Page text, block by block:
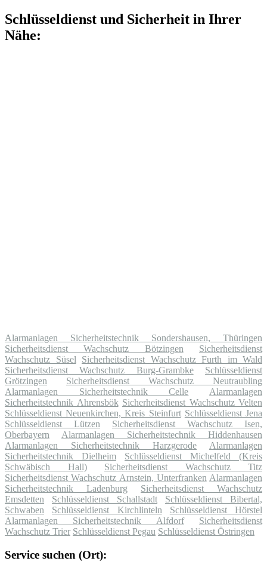
Schlüsseldienst und Sicherheit in Ihrer
Nähe:
Alarmanlagen Sicherheitstechnik Sondershausen, Thüringen
Sicherheitsdienst Wachschutz Bötzingen
Sicherheitsdienst
Wachschutz Süsel
Sicherheitsdienst Wachschutz Furth im Wald
Sicherheitsdienst Wachschutz Burg-Grambke
Schlüsseldienst
Grötzingen
Sicherheitsdienst Wachschutz Neutraubling
Alarmanlagen Sicherheitstechnik Celle
Alarmanlagen
Sicherheitstechnik Ahrensbök Sicherheitsdienst Wachschutz Velten
Schlüsseldienst Neuenkirchen, Kreis Steinfurt Schlüsseldienst Jena
Schlüsseldienst Lützen
Sicherheitsdienst Wachschutz Isen,
Oberbayern
Alarmanlagen Sicherheitstechnik Hiddenhausen
Alarmanlagen Sicherheitstechnik Harzgerode
Alarmanlagen
Sicherheitstechnik Dielheim
Schlüsseldienst Michelfeld (Kreis
Schwäbisch Hall)
Sicherheitsdienst Wachschutz Titz
Sicherheitsdienst Wachschutz Arnstein, Unterfranken Alarmanlagen
Sicherheitstechnik Ladenburg
Sicherheitsdienst Wachschutz
Emsdetten
Schlüsseldienst Schallstadt
Schlüsseldienst Bibertal,
Schwaben
Schlüsseldienst Kirchlinteln
Schlüsseldienst Hörstel
Alarmanlagen Sicherheitstechnik Alfdorf
Sicherheitsdienst
Wachschutz Trier Schlüsseldienst Pegau Schlüsseldienst Östringen
Service suchen (Ort):